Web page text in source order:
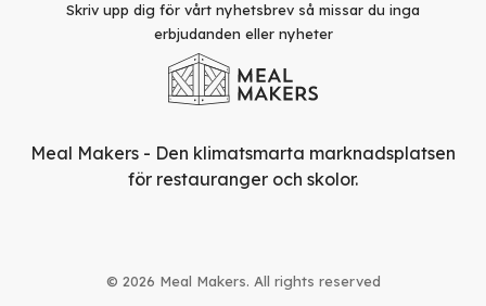
Skriv upp dig för vårt nyhetsbrev så missar du inga
erbjudanden eller nyheter
Meal Makers - Den klimatsmarta marknadsplatsen
för restauranger och skolor.
© 2026 Meal Makers. All rights reserved